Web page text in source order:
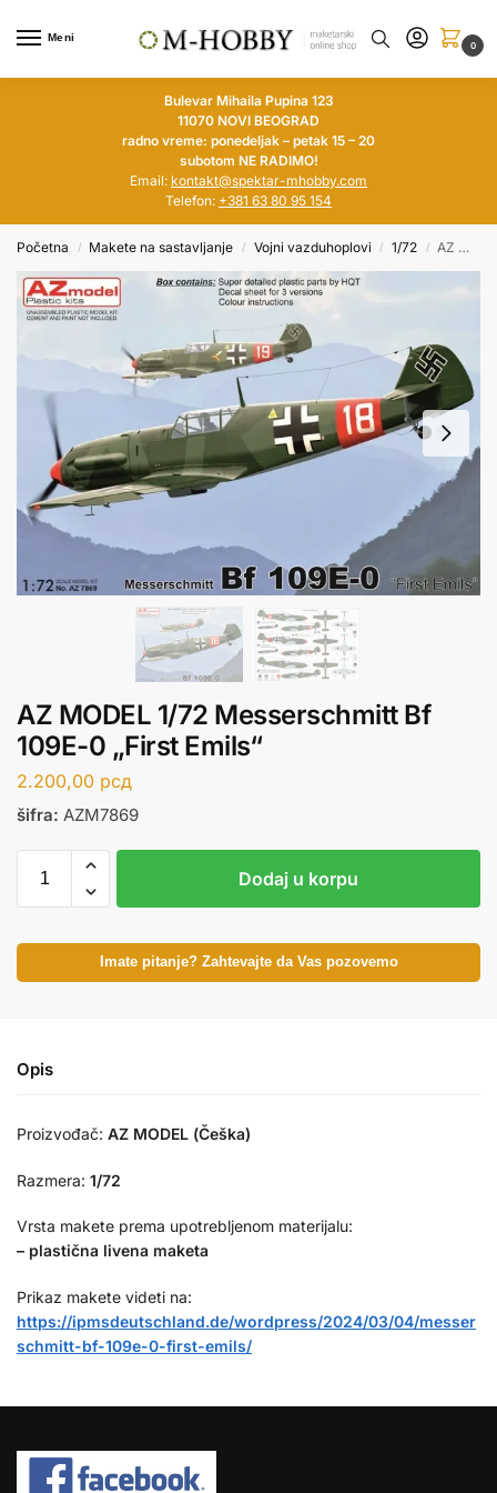
Meni
0
Bulevar Mihaila Pupina 123
11070 NOVI BEOGRAD
radno vreme: ponedeljak – petak 15 – 20
subotom NE RADIMO!
Email: kontakt@spektar-mhobby.com
Telefon: +381 63 80 95 154
Početna / Makete na sastavljanje / Vojni vazduhoplovi / 1/72 / AZ MODEL 1/72 Messerschmitt Bf 109E-0 „First Emils“
AZ MODEL 1/72 Messerschmitt Bf
109E-0 „First Emils“
2.200,00 рсд
šifra: AZM7869
Dodaj u korpu
Imate pitanje? Zahtevajte da Vas pozovemo
Opis
Proizvođač: AZ MODEL (Češka)
Razmera: 1/72
Vrsta makete prema upotrebljenom materijalu:
– plastična livena maketa
Prikaz makete videti na:
https://ipmsdeutschland.de/wordpress/2024/03/04/messer
schmitt-bf-109e-0-first-emils/